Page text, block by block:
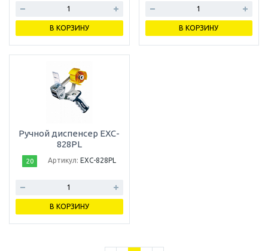
В КОРЗИНУ В КОРЗИНУ
Ручной диспенсер EXC-
828PL
20 Артикул: EXC-828PL
В КОРЗИНУ